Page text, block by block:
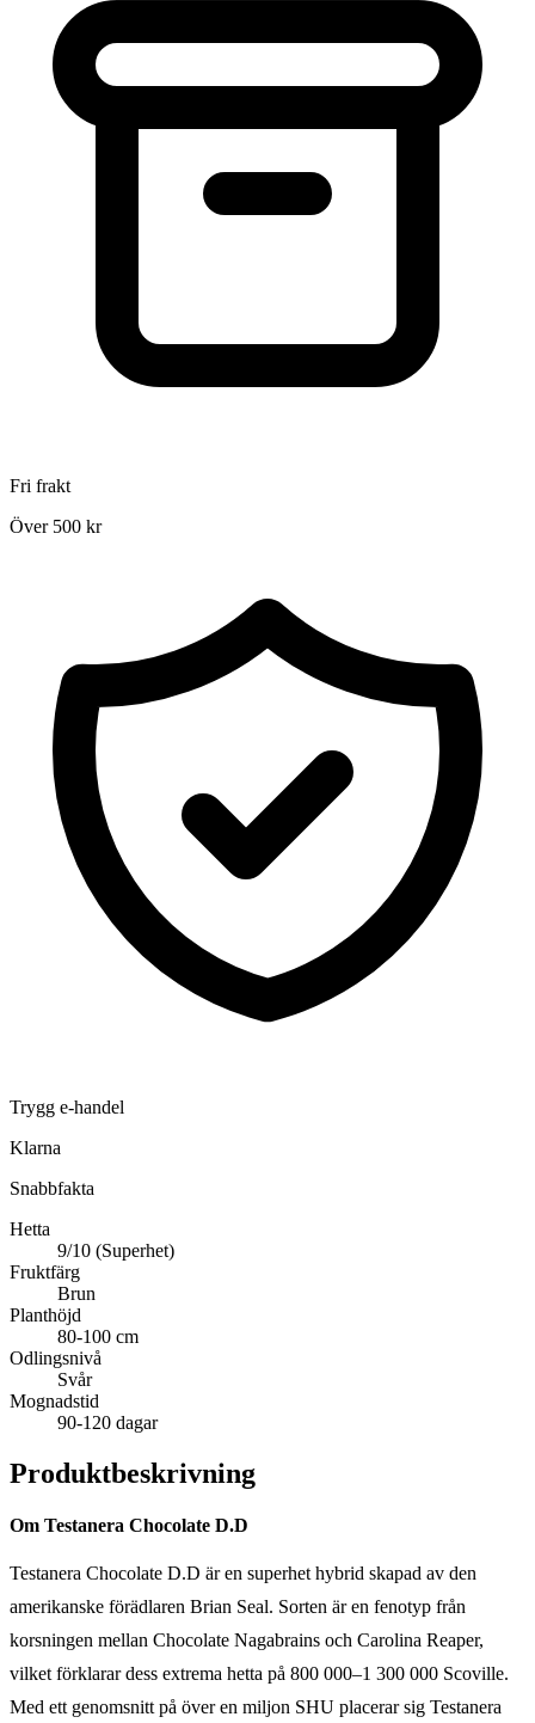
Fri frakt
Över 500 kr
Trygg e-handel
Klarna
Snabbfakta
Hetta
9/10 (Superhet)
Fruktfärg
Brun
Planthöjd
80-100 cm
Odlingsnivå
Svår
Mognadstid
90-120 dagar
Produktbeskrivning
Om Testanera Chocolate D.D
Testanera Chocolate D.D är en superhet hybrid skapad av den
amerikanske förädlaren Brian Seal. Sorten är en fenotyp från
korsningen mellan Chocolate Nagabrains och Carolina Reaper,
vilket förklarar dess extrema hetta på 800 000–1 300 000 Scoville.
Med ett genomsnitt på över en miljon SHU placerar sig Testanera